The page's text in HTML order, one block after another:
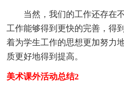
当然，我们的工作还存在
工作能够得到更快的完善，得
着为学生工作的思想更加努力
质更好地得到提高。
美术课外活动总结2